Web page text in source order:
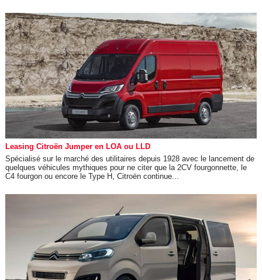
Leasing Citroën Jumper en LOA ou LLD
Spécialisé sur le marché des utilitaires depuis 1928 avec le lancement de
quelques véhicules mythiques pour ne citer que la 2CV fourgonnette, le
C4 fourgon ou encore le Type H, Citroën continue...